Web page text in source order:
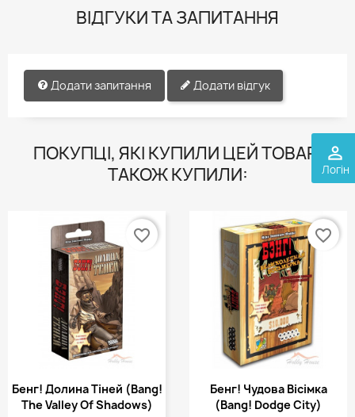
perm_identity
Логін
ВІДГУКИ ТА ЗАПИТАННЯ
Додати запитання Додати відгук
ПОКУПЦІ, ЯКІ КУПИЛИ ЦЕЙ ТОВАР,
ТАКОЖ КУПИЛИ:
Бенг! Долина Тіней (Bang!
The Valley Of Shadows)
favorite_border
Бенг! Чудова Вісімка
(Bang! Dodge City)
favorite_border